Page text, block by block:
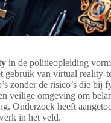
in de politieopleiding
gebruik van virtual reality-
zonder de risico’s die
veilige omgeving om
Onderzoek heeft
in het veld.